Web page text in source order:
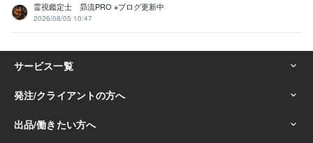
霊視鑑定士 昴流PRO ※ブログ更新中
2026/08/05 10:47